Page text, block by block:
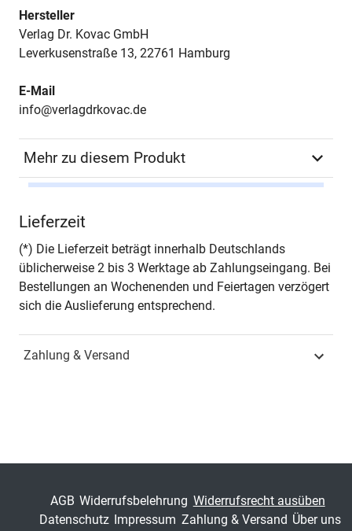
Hersteller
Verlag Dr. Kovac GmbH
Leverkusenstraße 13, 22761 Hamburg
E-Mail
info@verlagdrkovac.de
Mehr zu diesem Produkt
Seiten 648
Jahr Hamburg 2022
Fachdisziplin
Band 38
Lieferzeit
(*) Die Lieferzeit beträgt innerhalb Deutschlands
üblicherweise 2 bis 3 Werktage ab Zahlungseingang. Bei
Bestellungen an Wochenenden und Feiertagen verzögert
sich die Auslieferung entsprechend.
Zahlung & Versand
AGB Widerrufsbelehrung Widerrufsrecht ausüben
Datenschutz Impressum Zahlung & Versand Über uns